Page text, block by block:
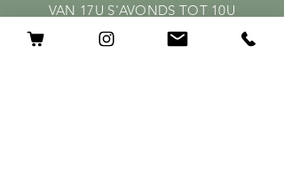
VAN 17U S'AVONDS TOT 10U
S'OCHTENDS
MAANDAG IS NIEMAND AANWEZIG